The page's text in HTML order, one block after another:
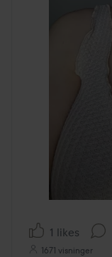
1 likes
1671 visninger